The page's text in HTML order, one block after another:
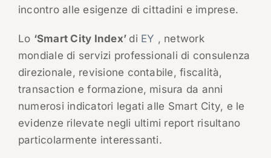
incontro alle esigenze di cittadini e imprese.
Lo ‘Smart City Index’ di EY , network
mondiale di servizi professionali di consulenza
direzionale, revisione contabile, fiscalità,
transaction e formazione, misura da anni
numerosi indicatori legati alle Smart City, e le
evidenze rilevate negli ultimi report risultano
particolarmente interessanti.